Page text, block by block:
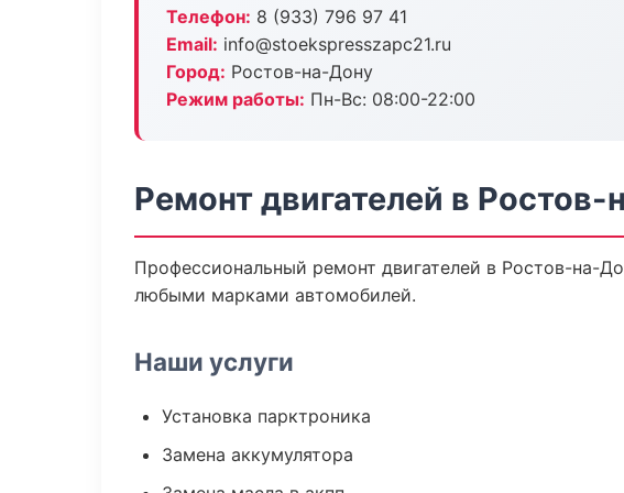
Телефон: 8 (933) 796 97 41
Email: info@stoekspresszapc21.ru
Город: Ростов-на-Дону
Режим работы: Пн-Вс: 08:00-22:00
Ремонт двигателей в
Профессиональный ремонт двигателей в Ростов-на-
любыми марками автомобилей.
Наши услуги
Установка парктроника
Замена аккумулятора